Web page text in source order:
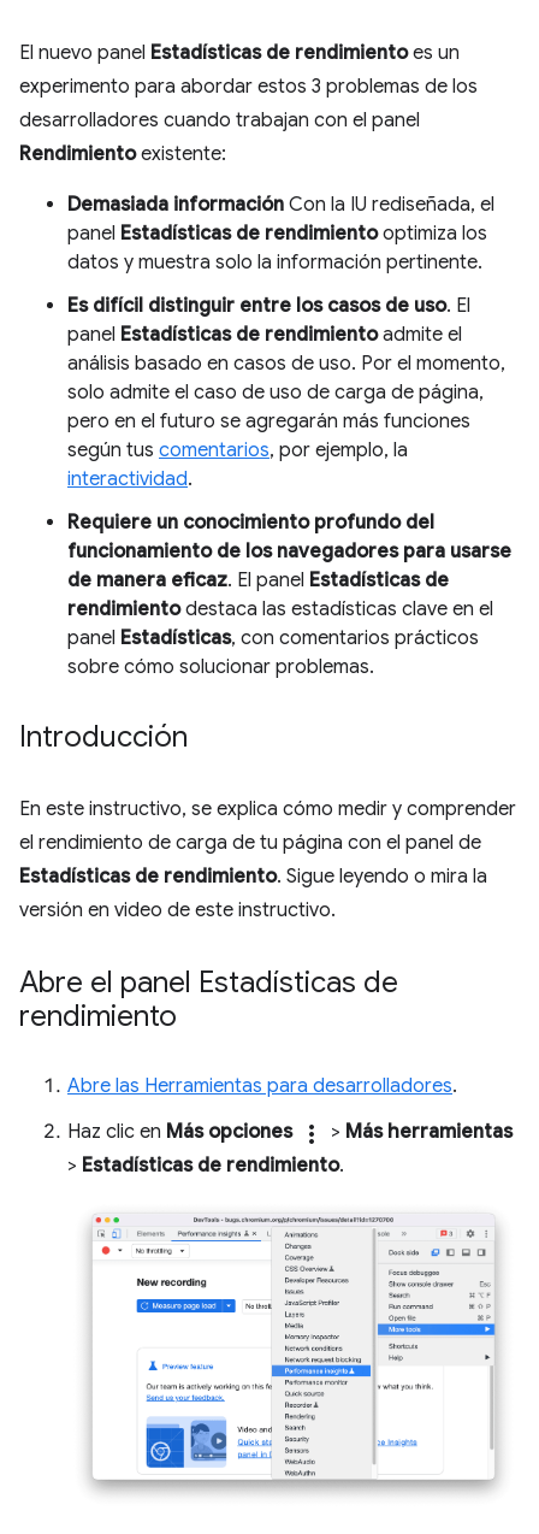
El nuevo panel Estadísticas de rendimientoes un
experimento para abordar estos 3 problemas de los
desarrolladores cuando trabajan con el panel
Rendimientoexistente:
Demasiada información Con la IU rediseñada, el
panel Estadísticas de rendimientooptimiza los
datos y muestra solo la información pertinente.
Es difícil distinguir entre los casos de uso. El
panel Estadísticas de rendimientoadmite el
análisis basado en casos de uso. Por el momento,
solo admite el caso de uso de carga de página,
pero en el futuro se agregarán más funciones
según tus comentarios, por ejemplo, la
interactividad.
Requiere un conocimiento profundo del
funcionamiento de los navegadores para usarse
de manera eficaz. El panel Estadísticas de
rendimientodestaca las estadísticas clave en el
panel Estadísticas, con comentarios prácticos
sobre cómo solucionar problemas.
Introducción
En este instructivo, se explica cómo medir y comprender
el rendimiento de carga de tu página con el panel de
Estadísticas de rendimiento. Sigue leyendo o mira la
versión en video de este instructivo.
Abre el panel Estadísticas de
rendimiento
Abre las Herramientas para desarrolladores.
Haz clic en Más opciones more_vert > Más herramientas
> Estadísticas de rendimiento.